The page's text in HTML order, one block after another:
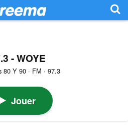
- WOYE
80 Y 90 · FM · 97.3
Jouer